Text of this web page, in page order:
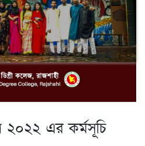
২০২২ এর কর্মসূচি